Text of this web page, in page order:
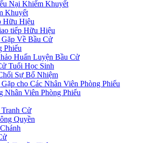
Nại Khiếm Khuyết
Khuyết
Hữu Hiệu
tiếp Hữu Hiệu
Về Bầu Cử
Phiếu
Huấn Luyện Bầu Cử
Tuổi Học Sinh
Sự Bổ Nhiệm
cho Các Nhân Viên Phòng Phiếu
Nhân Viên Phòng Phiếu
Cử
Quyền